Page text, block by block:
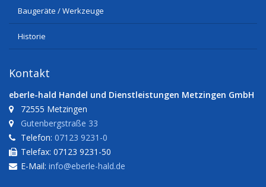
Baugeräte / Werkzeuge
Historie
Kontakt
eberle-hald Handel und Dienstleistungen Metzingen GmbH
72555 Metzingen
Gutenbergstraße 33
Telefon: 07123 9231-0
Telefax: 07123 9231-50
E-Mail: info@eberle-hald.de